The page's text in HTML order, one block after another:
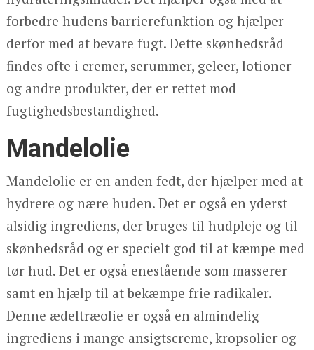
forbedre hudens barrierefunktion og hjælper
derfor med at bevare fugt. Dette skønhedsråd
findes ofte i cremer, serummer, geleer, lotioner
og andre produkter, der er rettet mod
fugtighedsbestandighed.
Mandelolie
Mandelolie er en anden fedt, der hjælper med at
hydrere og nære huden. Det er også en yderst
alsidig ingrediens, der bruges til hudpleje og til
skønhedsråd og er specielt god til at kæmpe med
tør hud. Det er også enestående som masserer
samt en hjælp til at bekæmpe frie radikaler.
Denne ædeltræolie er også en almindelig
ingrediens i mange ansigtscreme, kropsolier og